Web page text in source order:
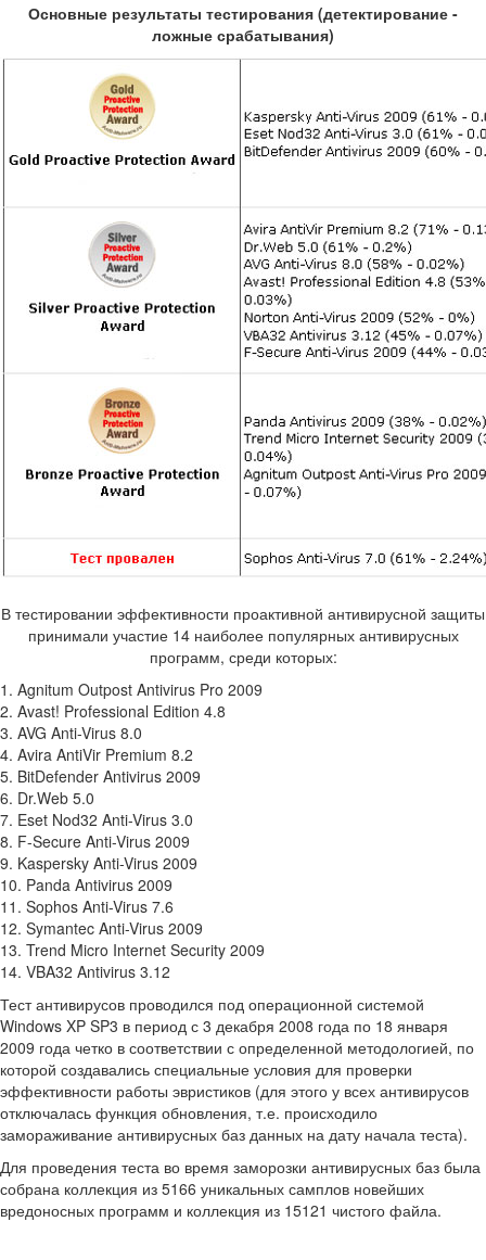
Основные результаты тестирования (детектирование -
ложные срабатывания)
В тестировании эффективности проактивной антивирусной защиты
принимали участие 14 наиболее популярных антивирусных
программ, среди которых:
1. Agnitum Outpost Antivirus Pro 2009
2. Avast! Professional Edition 4.8
3. AVG Anti-Virus 8.0
4. Avira AntiVir Premium 8.2
5. BitDefender Antivirus 2009
6. Dr.Web 5.0
7. Eset Nod32 Anti-Virus 3.0
8. F-Secure Anti-Virus 2009
9. Kaspersky Anti-Virus 2009
10. Panda Antivirus 2009
11. Sophos Anti-Virus 7.6
12. Symantec Anti-Virus 2009
13. Trend Micro Internet Security 2009
14. VBA32 Antivirus 3.12
Тест антивирусов проводился под операционной системой
Windows XP SP3 в период с 3 декабря 2008 года по 18 января
2009 года четко в соответствии с определенной методологией, по
которой создавались специальные условия для проверки
эффективности работы эвристиков (для этого у всех антивирусов
отключалась функция обновления, т.е. происходило
замораживание антивирусных баз данных на дату начала теста).
Для проведения теста во время заморозки антивирусных баз была
собрана коллекция из 5166 уникальных самплов новейших
вредоносных программ и коллекция из 15121 чистого файла.